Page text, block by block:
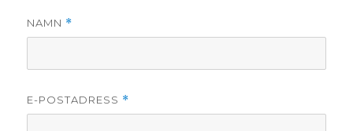
NAMN *
E-POSTADRESS *